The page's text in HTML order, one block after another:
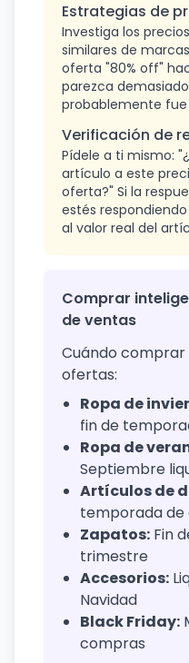
Estrategias de
Investiga los
similares de
oferta "80% off"
parezca
probablemente fue
Verificación de
Pídele a ti mismo:
artículo a este
oferta?" Si la
estés
al valor real del
Comprar
de ventas
Cuándo
ofertas:
Ropa de
fin de
Ropa de
Septiembre
Artículos de
temporada
Zapatos: Fin
trimestre
Accesorios:
Navidad
Black Friday:
compras